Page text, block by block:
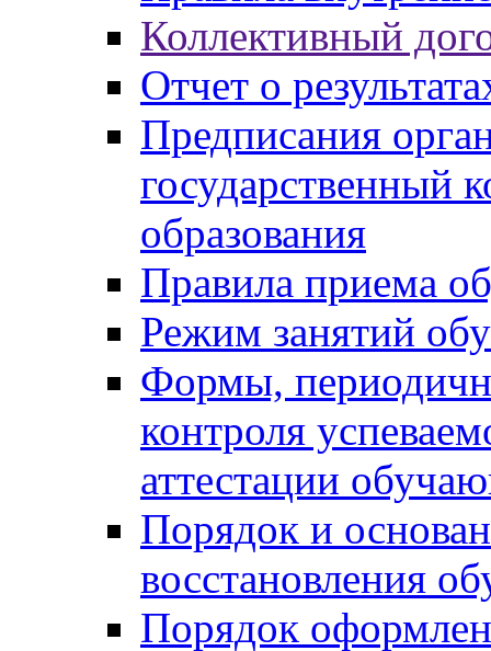
Коллективный
Отчет о
Предписания
государственный
образования
Правила приема
Режим занятий
Формы,
контроля
аттестации
Порядок и
восстановления
Порядок